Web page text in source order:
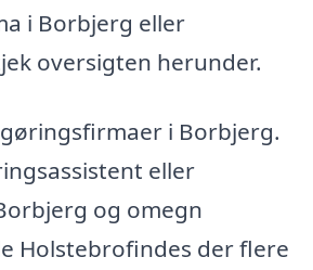
i Borbjerg eller
oversigten herunder.
i Borbjerg.
eller
og omegn
Holstebrofindes der flere